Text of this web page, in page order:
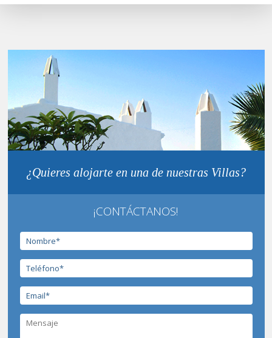
¿Quieres alojarte en una de nuestras Villas?
¡CONTÁCTANOS!